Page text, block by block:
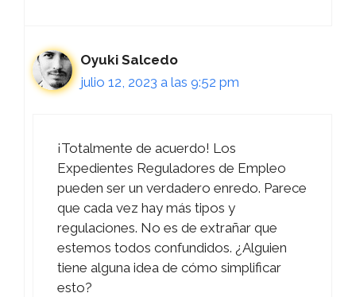
Oyuki Salcedo
julio 12, 2023 a las 9:52 pm
¡Totalmente de acuerdo! Los
Expedientes Reguladores de Empleo
pueden ser un verdadero enredo. Parece
que cada vez hay más tipos y
regulaciones. No es de extrañar que
estemos todos confundidos. ¿Alguien
tiene alguna idea de cómo simplificar
esto?